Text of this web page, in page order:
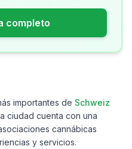
completo
importantes de Schweiz
ciudad cuenta con una
cannábicas
y servicios.